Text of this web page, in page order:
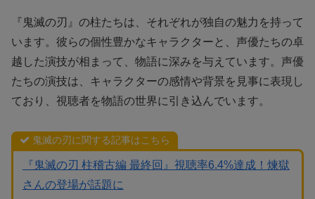
『鬼滅の刃』の柱たちは、それぞれが独自の魅力を持って
います。彼らの個性豊かなキャラクターと、声優たちの卓
越した演技が相まって、物語に深みを与えています。声優
たちの演技は、キャラクターの感情や背景を見事に表現し
ており、視聴者を物語の世界に引き込んでいます。
鬼滅の刃に関する記事はこちら
『鬼滅の刃 柱稽古編 最終回』視聴率6.4%達成！煉獄
さんの登場が話題に